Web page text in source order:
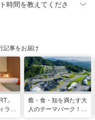
時間を教えてくださ
記事をお届け
」
ラ
癒・食・知を満たす大
人のテーマパーク！